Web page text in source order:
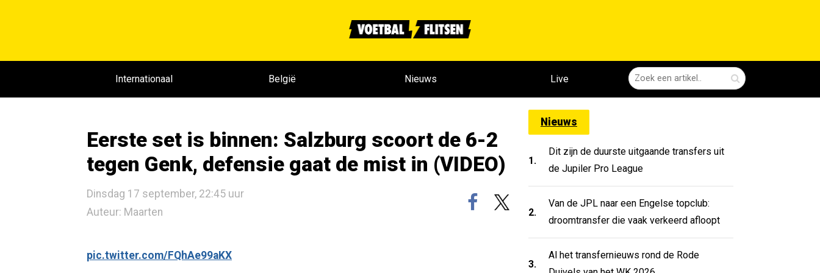
Internationaal België Nieuws Live
Eerste set is binnen: Salzburg scoort de 6-2
tegen Genk, defensie gaat de mist in (VIDEO)
Dinsdag 17 september, 22:45 uur
Auteur: Maarten
pic.twitter.com/FQhAe99aKX
Nieuws
1.
Dit zijn de duurste uitgaande transfers uit
de Jupiler Pro League
2.
Van de JPL naar een Engelse topclub:
droomtransfer die vaak verkeerd afloopt
3.
Al het transfernieuws rond de Rode